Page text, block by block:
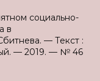
социально-
в
— Текст :
— 2019. — № 46